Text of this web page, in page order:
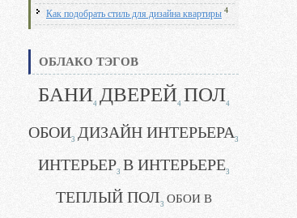
Как подобрать стиль для дизайна квартиры 4
ОБЛАКО ТЭГОВ
БАНИ4 ДВЕРЕЙ4 ПОЛ4
ОБОИ3 ДИЗАЙН ИНТЕРЬЕРА3
ИНТЕРЬЕР3 В ИНТЕРЬЕРЕ3
ТЕПЛЫЙ ПОЛ3 ОБОИ В